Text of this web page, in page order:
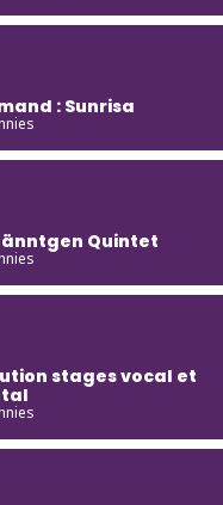
: Sunrisa
Quintet
stages vocal et